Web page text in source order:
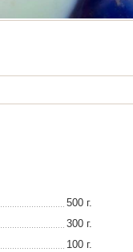
500 г.
300 г.
100 г.